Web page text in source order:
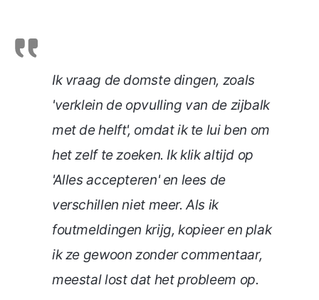
Ik vraag de domste dingen, zoals
'verklein de opvulling van de zijbalk
met de helft', omdat ik te lui ben om
het zelf te zoeken. Ik klik altijd op
'Alles accepteren' en lees de
verschillen niet meer. Als ik
foutmeldingen krijg, kopieer en plak
ik ze gewoon zonder commentaar,
meestal lost dat het probleem op.